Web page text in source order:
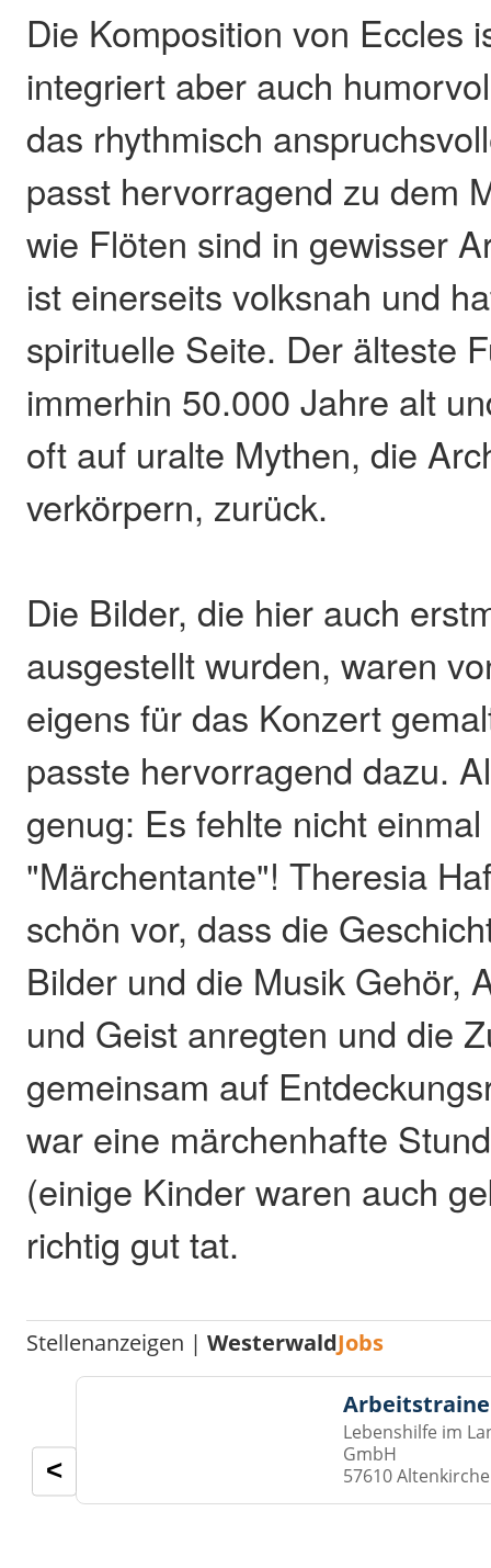
Die Komposition von Eccles
integriert aber auch
das rhythmisch
passt hervorragend zu dem
wie Flöten sind in gewisser
ist einerseits volksnah und
spirituelle Seite. Der älteste
immerhin 50.000 Jahre alt
oft auf uralte Mythen, die
verkörpern, zurück.
Die Bilder, die hier auch
ausgestellt wurden, waren
eigens für das Konzert
passte hervorragend dazu.
genug: Es fehlte nicht
"Märchentante"! Theresia
schön vor, dass die
Bilder und die Musik Gehör,
und Geist anregten und die
gemeinsam auf
war eine märchenhafte
(einige Kinder waren auch
richtig gut tat.
Stellenanzeigen |WesterwaldJobs
Lebenshilfe im
GmbH
57610
<